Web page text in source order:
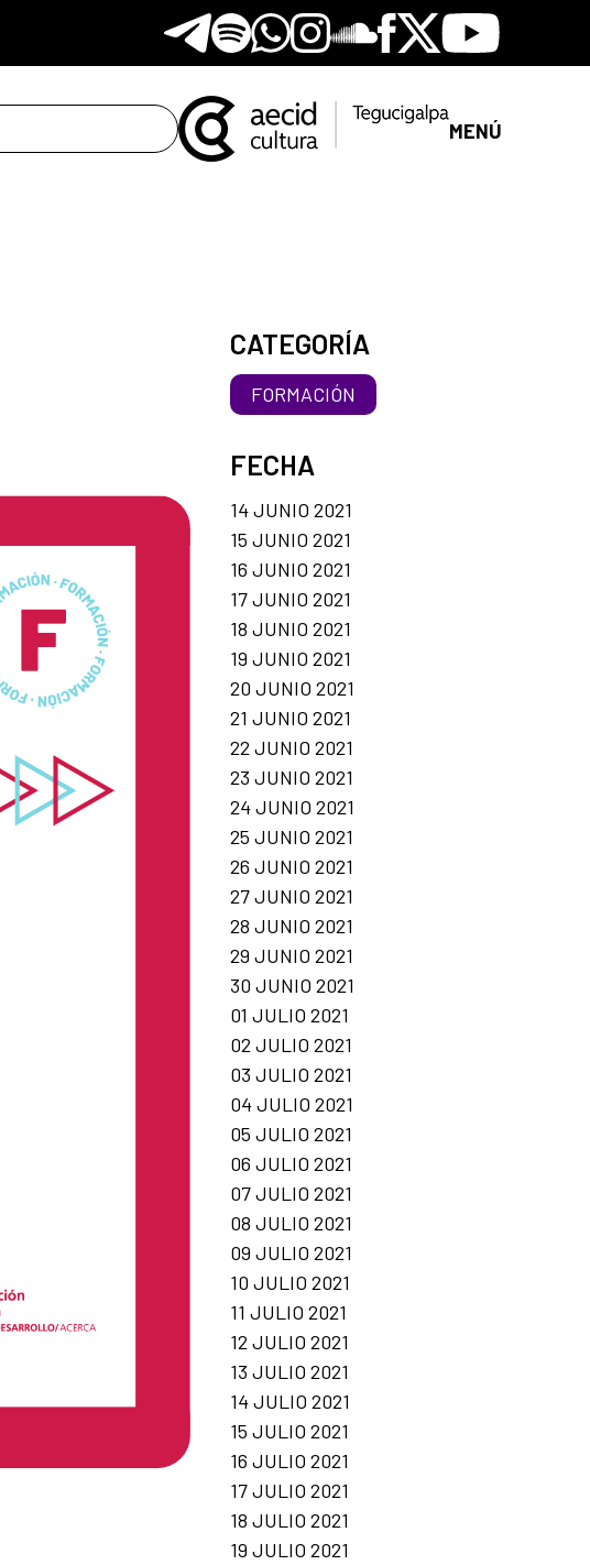
Telegram
SpotifyWhatsapp
Instagram
Soundclore
Facebook
X Youtube
MENÚ
CATEGORÍA
FORMACIÓN
FECHA
14 JUNIO 2021
15 JUNIO 2021
16 JUNIO 2021
17 JUNIO 2021
18 JUNIO 2021
19 JUNIO 2021
20 JUNIO 2021
21 JUNIO 2021
22 JUNIO 2021
23 JUNIO 2021
24 JUNIO 2021
25 JUNIO 2021
26 JUNIO 2021
27 JUNIO 2021
28 JUNIO 2021
29 JUNIO 2021
30 JUNIO 2021
01 JULIO 2021
02 JULIO 2021
03 JULIO 2021
04 JULIO 2021
05 JULIO 2021
06 JULIO 2021
07 JULIO 2021
08 JULIO 2021
09 JULIO 2021
10 JULIO 2021
11 JULIO 2021
12 JULIO 2021
13 JULIO 2021
14 JULIO 2021
15 JULIO 2021
16 JULIO 2021
17 JULIO 2021
18 JULIO 2021
19 JULIO 2021